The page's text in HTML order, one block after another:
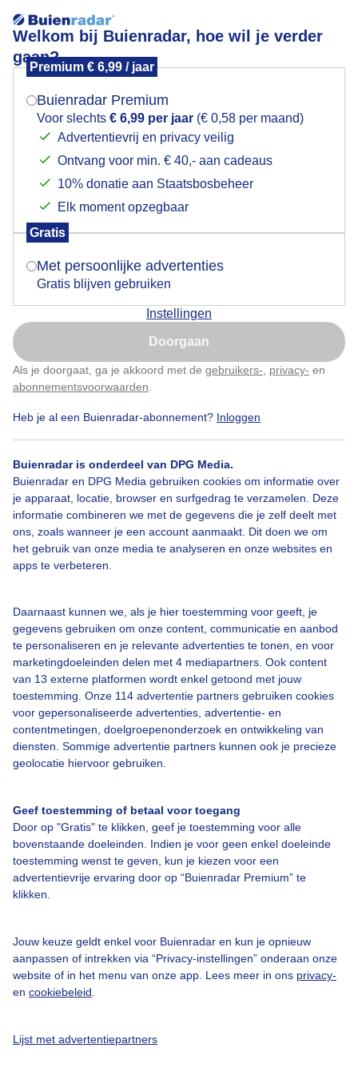
Welkom bij Buienradar, hoe wil je verder
gaan?
Premium € 6,99 / jaar
Buienradar Premium
Voor slechts € 6,99 per jaar (€ 0,58 per maand)
Advertentievrij en privacy veilig
Ontvang voor min. € 40,- aan cadeaus
10% donatie aan Staatsbosbeheer
Elk moment opzegbaar
Gratis
Met persoonlijke advertenties
Gratis blijven gebruiken
Instellingen
Doorgaan
Als je doorgaat, ga je akkoord met de gebruikers- privacy- en
abonnementsvoorwaarden
Heb je al een Buienradar-abonnement? Inloggen
Buienradar is onderdeel van DPG Media.
Buienradar en DPG Media gebruiken cookies om informatie over
je apparaat, locatie, browser en surfgedrag te verzamelen. Deze
informatie combineren we met de gegevens die je zelf deelt met
ons, zoals wanneer je een account aanmaakt. Dit doen we om
het gebruik van onze media te analyseren en onze websites en
apps te verbeteren.
Daarnaast kunnen we, als je hier toestemming voor geeft, je
gegevens gebruiken om onze content, communicatie en aanbod
te personaliseren en je relevante advertenties te tonen, en voor
marketingdoeleinden delen met 4 mediapartners. Ook content
van 13 externe platformen wordt enkel getoond met jouw
toestemming. Onze 114 advertentie partners gebruiken cookies
voor gepersonaliseerde advertenties, advertentie- en
contentmetingen, doelgroepenonderzoek en ontwikkeling van
diensten. Sommige advertentie partners kunnen ook je precieze
geolocatie hiervoor gebruiken.
Geef toestemming of betaal voor toegang
Door op "Gratis" te klikken, geef je toestemming voor alle
bovenstaande doeleinden. Indien je voor geen enkel doeleinde
toestemming wenst te geven, kun je kiezen voor een
advertentievrije ervaring door op “Buienradar Premium” te
klikken.
Jouw keuze geldt enkel voor Buienradar en kun je opnieuw
aanpassen of intrekken via “Privacy-instellingen” onderaan onze
website of in het menu van onze app. Lees meer in ons privacy-
en cookiebeleid
Lijst met advertentiepartners
Droge zondag
Het is vandaag in Neer ( Midden - Limburg ) een droge
dag met bewolking en af en toe zon. Wel behoorlijke
Door: Fred Waegemans Gemaakt: 26-10-2025, 129x bekeken
Winter Wolken Wind
Bekijk slideshow
Over Buienradar
Bedrijfsgegevens
Contact
Toegankelijkheid
Gebruikersvoorwaarden
Adverteren
Privacy beleid
Cookie beleid
Mogen we je locatie gebruiken voor het
Indien je hier nog geen akkoord op hebt gegeven,
verschijnt er zo een pop-up uit je browser waarin
Is goed, toon de popup
Nu niet, misschien later
Klik hierom dit aan te passen